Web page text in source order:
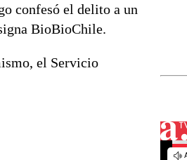
confesó el delito a un
BioBioChile.
el Servicio